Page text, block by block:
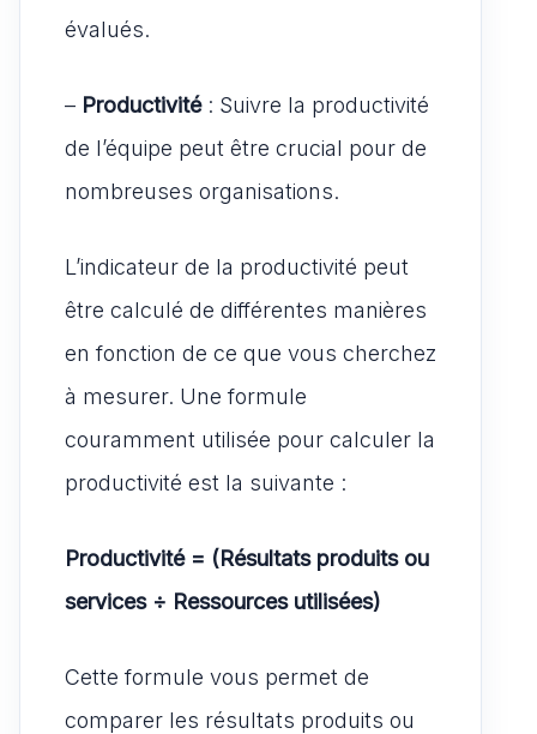
évalués.
– Productivité : Suivre la productivité
de l’équipe peut être crucial pour de
nombreuses organisations.
L’indicateur de la productivité peut
être calculé de différentes manières
en fonction de ce que vous cherchez
à mesurer. Une formule
couramment utilisée pour calculer la
productivité est la suivante :
Productivité = (Résultats produits ou
services ÷ Ressources utilisées)
Cette formule vous permet de
comparer les résultats produits ou